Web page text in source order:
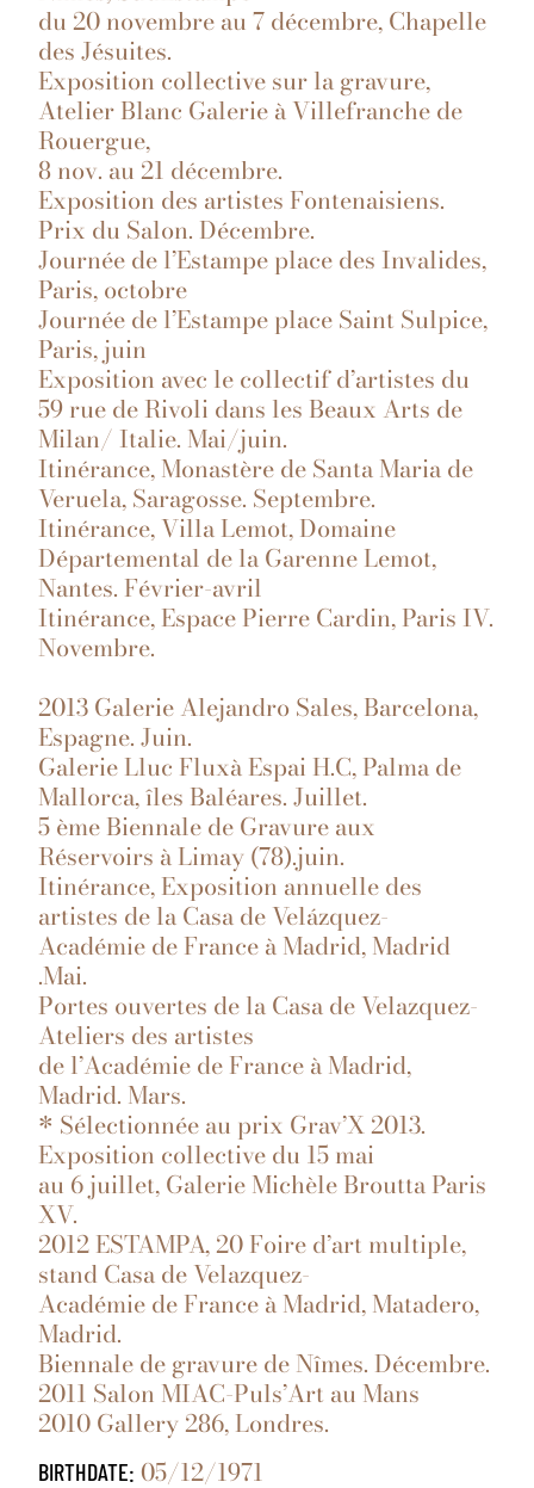
du 20 novembre au 7 décembre, Chapelle
des Jésuites.
Exposition collective sur la gravure,
Atelier Blanc Galerie à Villefranche de
Rouergue,
8 nov. au 21 décembre.
Exposition des artistes Fontenaisiens.
Prix du Salon. Décembre.
Journée de l’Estampe place des Invalides,
Paris, octobre
Journée de l’Estampe place Saint Sulpice,
Paris, juin
Exposition avec le collectif d’artistes du
59 rue de Rivoli dans les Beaux Arts de
Milan/ Italie. Mai/juin.
Itinérance, Monastère de Santa Maria de
Veruela, Saragosse. Septembre.
Itinérance, Villa Lemot, Domaine
Départemental de la Garenne Lemot,
Nantes. Février-avril
Itinérance, Espace Pierre Cardin, Paris IV.
Novembre.
2013 Galerie Alejandro Sales, Barcelona,
Espagne. Juin.
Galerie Lluc Fluxà Espai H.C, Palma de
Mallorca, îles Baléares. Juillet.
5 ème Biennale de Gravure aux
Réservoirs à Limay (78).juin.
Itinérance, Exposition annuelle des
artistes de la Casa de Velázquez-
Académie de France à Madrid, Madrid
.Mai.
Portes ouvertes de la Casa de Velazquez-
Ateliers des artistes
de l’Académie de France à Madrid,
Madrid. Mars.
* Sélectionnée au prix Grav’X 2013.
Exposition collective du 15 mai
au 6 juillet, Galerie Michèle Broutta Paris
XV.
2012 ESTAMPA, 20 Foire d’art multiple,
stand Casa de Velazquez-
Académie de France à Madrid, Matadero,
Madrid.
Biennale de gravure de Nîmes. Décembre.
2011 Salon MIAC-Puls’Art au Mans
2010 Gallery 286, Londres.
BIRTHDATE: 05/12/1971